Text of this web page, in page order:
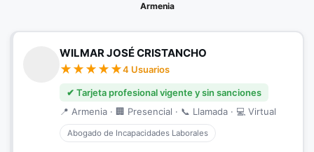
Armenia
WILMAR JOSÉ CRISTANCHO
4 Usuarios
✔ Tarjeta profesional vigente y sin sanciones
📍 Armenia · 🏢 Presencial · 📞 Llamada · 💻 Virtual
Abogado de Incapacidades Laborales